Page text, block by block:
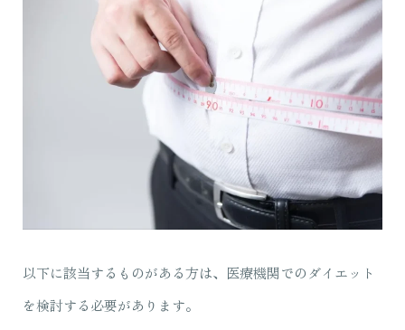
以下に該当するものがある方は、医療機関でのダイエット
を検討する必要があります。